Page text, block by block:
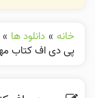
خانه » دانلود ها »
پی دی اف کتاب